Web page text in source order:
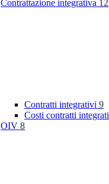
Contrattazione integrativa 12
Contratti integrativi 9
Costi contratti
OIV 8